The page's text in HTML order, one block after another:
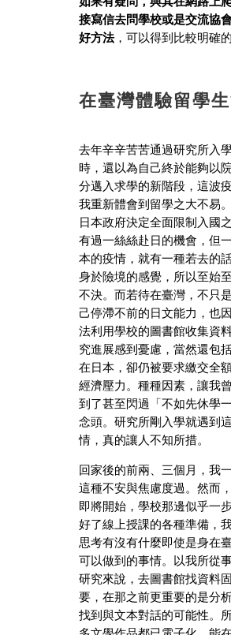
接寫信去問學校或是交流協
好方法，可以得到比較明確的
在臺灣體驗留學
去年辛辛苦苦通過研究所入
時，還以為自己終於能夠以
分邁入求學的新階段，這波
我重新體會到留學之大不易
日本政府決定全面限制入國
有過一絲絲赴日的機會，但
本的疫情，就有一種若去的
身於險境的感覺，所以至始
不決。而若待在臺灣，不只
己停滯不前的日文能力，也
法利用學校的圖書館收集資
究進展感到憂慮，當然還包
在日本，卻仍被要求繳交全
經濟壓力。種種因素，讓我
到了甚至閃過「不如先休學
念頭。研究所剛入學就遇到
情，真的讓人不知所措。
回家後的前兩、三個月，我
這種不安與焦慮度過。然而
即將開始，學校那邊似乎一
好了線上授課的各種準備，
思考有沒有什麼即使是身在
可以做到的事情。以我所從
研究來說，去圖書館找資料
要，在那之前更重要的是分
找到與文本對話的可能性。